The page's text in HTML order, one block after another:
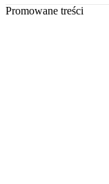
Promowane treści